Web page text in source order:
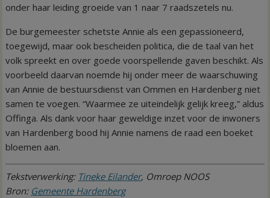
onder haar leiding groeide van 1 naar 7 raadszetels nu.
De burgemeester schetste Annie als een gepassioneerd,
toegewijd, maar ook bescheiden politica, die de taal van het
volk spreekt en over goede voorspellende gaven beschikt. Als
voorbeeld daarvan noemde hij onder meer de waarschuwing
van Annie de bestuursdienst van Ommen en Hardenberg niet
samen te voegen. “Waarmee ze uiteindelijk gelijk kreeg,” aldus
Offinga. Als dank voor haar geweldige inzet voor de inwoners
van Hardenberg bood hij Annie namens de raad een boeket
bloemen aan.
Tekstverwerking: Tineke Eilander, Omroep NOOS
Bron: Gemeente Hardenberg